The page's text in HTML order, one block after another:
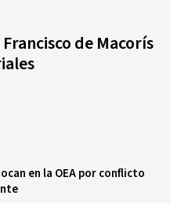
de Macorís
en la OEA por conflicto